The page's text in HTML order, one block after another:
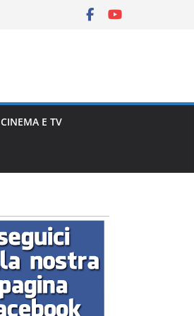
CINEMA E TV